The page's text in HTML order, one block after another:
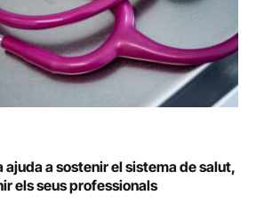
a sostenir el sistema de salut,
els seus professionals